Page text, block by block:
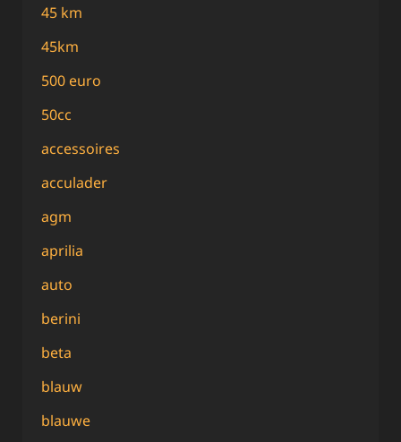
45 km
45km
500 euro
50cc
accessoires
acculader
agm
aprilia
auto
berini
beta
blauw
blauwe